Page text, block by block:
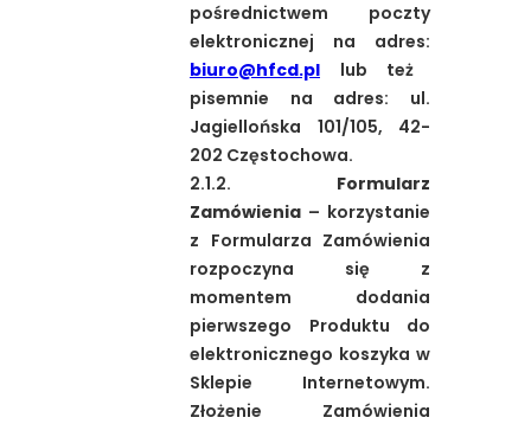
pośrednictwem poczty
elektronicznej na adres:
biuro@hfcd.pl lub też
pisemnie na adres: ul.
Jagiellońska 101/105, 42-
202 Częstochowa.
2.1.2. Formularz
Zamówienia – korzystanie
z Formularza Zamówienia
rozpoczyna się z
momentem dodania
pierwszego Produktu do
elektronicznego koszyka w
Sklepie Internetowym.
Złożenie Zamówienia